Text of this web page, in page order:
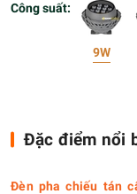
Công suất:
9W
Đặc điểm nổi
Đèn pha chiếu tán